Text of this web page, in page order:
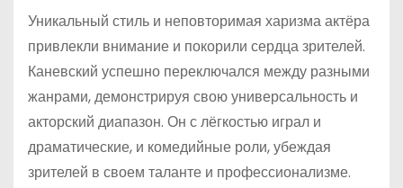
Уникальный стиль и неповторимая харизма актёра
привлекли внимание и покорили сердца зрителей.
Каневский успешно переключался между разными
жанрами, демонстрируя свою универсальность и
акторский диапазон. Он с лёгкостью играл и
драматические, и комедийные роли, убеждая
зрителей в своем таланте и профессионализме.